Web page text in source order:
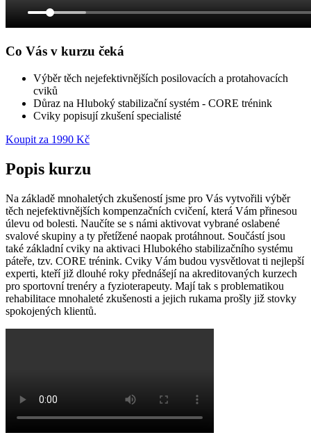
Co Vás v kurzu čeká
Výběr těch nejefektivnějších posilovacích a protahovacích
cviků
Důraz na Hluboký stabilizační systém - CORE trénink
Cviky popisují zkušení specialisté
Koupit za 1990 Kč
Popis kurzu
Na základě mnohaletých zkušeností jsme pro Vás vytvořili výběr
těch nejefektivnějších kompenzačních cvičení, která Vám přinesou
úlevu od bolesti. Naučíte se s námi aktivovat vybrané oslabené
svalové skupiny a ty přetížené naopak protáhnout. Součástí jsou
také základní cviky na aktivaci Hlubokého stabilizačního systému
páteře, tzv. CORE trénink. Cviky Vám budou vysvětlovat ti nejlepší
experti, kteří již dlouhé roky přednášejí na akreditovaných kurzech
pro sportovní trenéry a fyzioterapeuty. Mají tak s problematikou
rehabilitace mnohaleté zkušenosti a jejich rukama prošly již stovky
spokojených klientů.